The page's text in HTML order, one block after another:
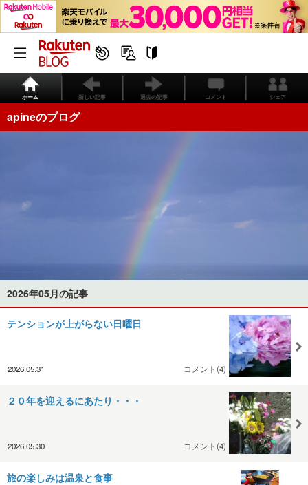
ホーム 新しい記事 過去の記事 コメント シェア
apineのブログ
2026年05月の記事
テンションが上がらない日曜日
2026.05.31 コメント(4)
２０年を迎えるにあたり・・・
2026.05.30 コメント(4)
旅の楽しみは温泉と食事